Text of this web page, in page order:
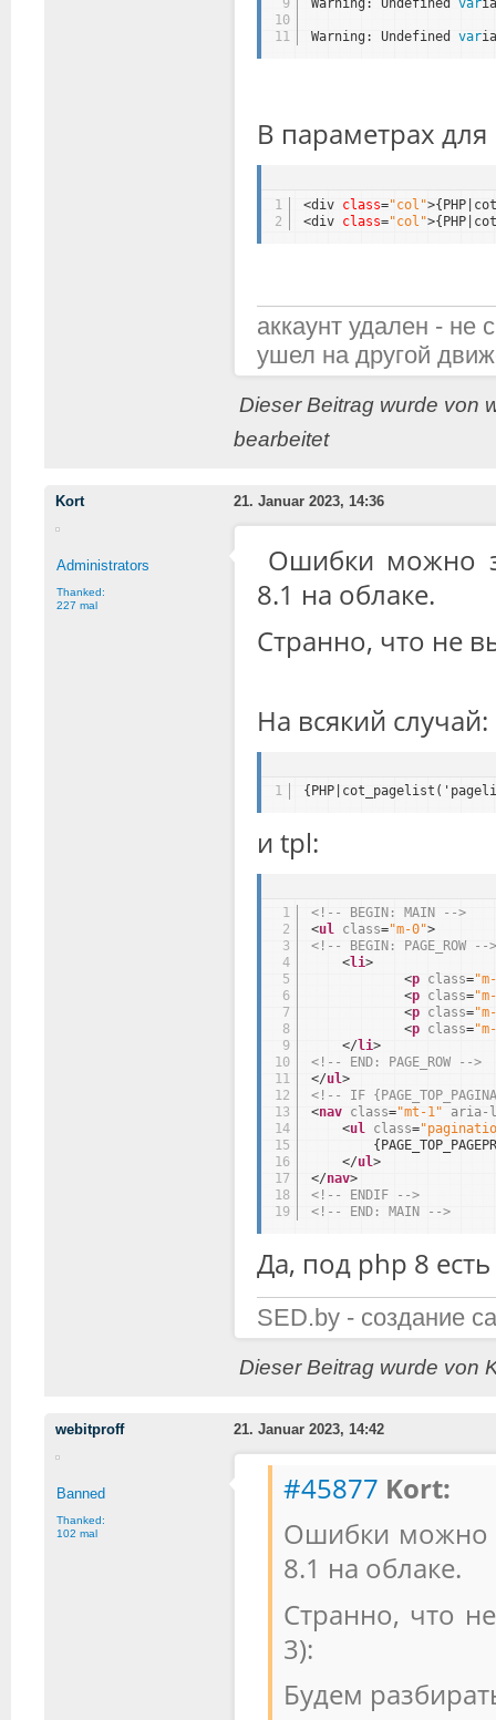
9
10
11
Warning: Undefined var
Warning: Undefined var
В параметрах
1
2
<div class="col"
<div class="col"
аккаунт удален - не
ушел на другой
Dieser Beitrag wurde von
bearbeitet
Kort 21. Januar 2023, 14:36
Administrators
Thanked:
227 mal
Ошибки можно
8.1 на облаке.
Странно, что не
На всякий случай:
1
и tpl:
1
2
3
4
5
6
7
8
9
10
11
12
13
14
15
16
17
18
19
<!-- BEGIN: MAIN -->
<ul class="m-0">
<!-- BEGIN: PAGE_ROW -->
<li>
<p class=
<p class=
<p class=
<p class=
</li>
<!-- END: PAGE_ROW -->
</ul>
<!-- IF
<nav class="mt-1"
aria-
<ul class=
</ul>
</nav>
<!-- ENDIF -->
<!-- END: MAIN -->
Да, под php 8
SED.by - создание
Dieser Beitrag wurde von
webitproff 21. Januar 2023, 14:42
Banned
Thanked:
102 mal
#45877 Kort:
Ошибки можно
8.1 на облаке.
Странно, что
3):
Будем